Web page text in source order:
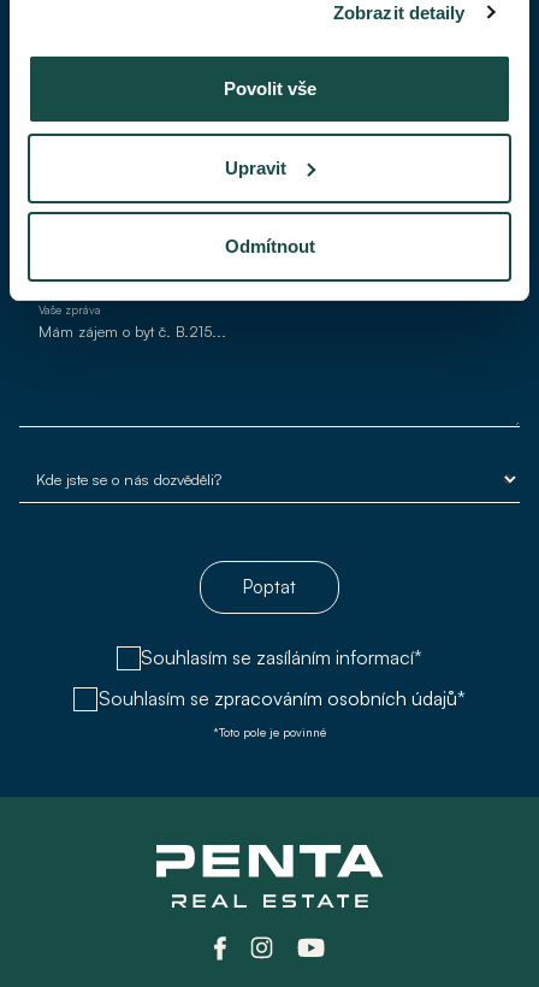
Zobrazit detaily
Povolit vše
Upravit
Odmítnout
Vaše zpráva
Poptat
Souhlasím se zasíláním informací*
Souhlasím se zpracováním osobních údajů*
*Toto pole je povinné